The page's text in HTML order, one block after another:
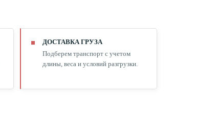
ДОСТАВКА ГРУЗА
Подберем транспорт с учетом
длины, веса и условий разгрузки.